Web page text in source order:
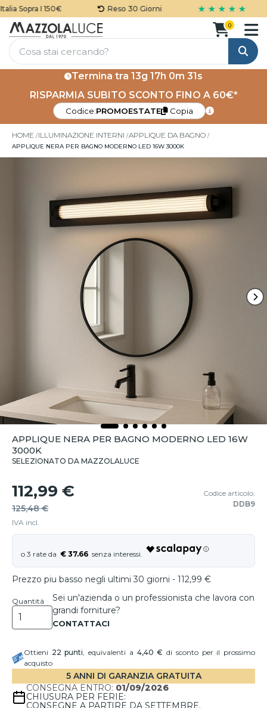
Sopra I 150€ Reso 30 Giorni ★ ★ ★ ★ ★
Cerca
0
Termina tra 13g 17h 0m 30s
RISPARMIA SUBITO SCONTO FINO A 60€*
Codice:PROMOESTATE Copia
HOME ILLUMINAZIONE INTERNI APPLIQUE DA BAGNO
APPLIQUE NERA PER BAGNO MODERNO LED 16W 3000K
APPLIQUE NERA PER BAGNO MODERNO LED 16W
3000K
SELEZIONATO DA MAZZOLALUCE
112,99 €
125,48 €
IVA incl.
Codice articolo:
DDB9
€ 37.66
Prezzo piu basso negli ultimi 30 giorni - 112,99 €
Quantità
Sei un'azienda o un professionista che lavora con
grandi forniture?
Ottieni 22 punti, equivalenti a 4,40 € di sconto per il prossimo
acquisto
5 ANNI DI GARANZIA GRATUITA
CONSEGNA ENTRO: 01/09/2026
CHIUSURA PER FERIE:
CONSEGNE A PARTIRE DA SETTEMBRE.